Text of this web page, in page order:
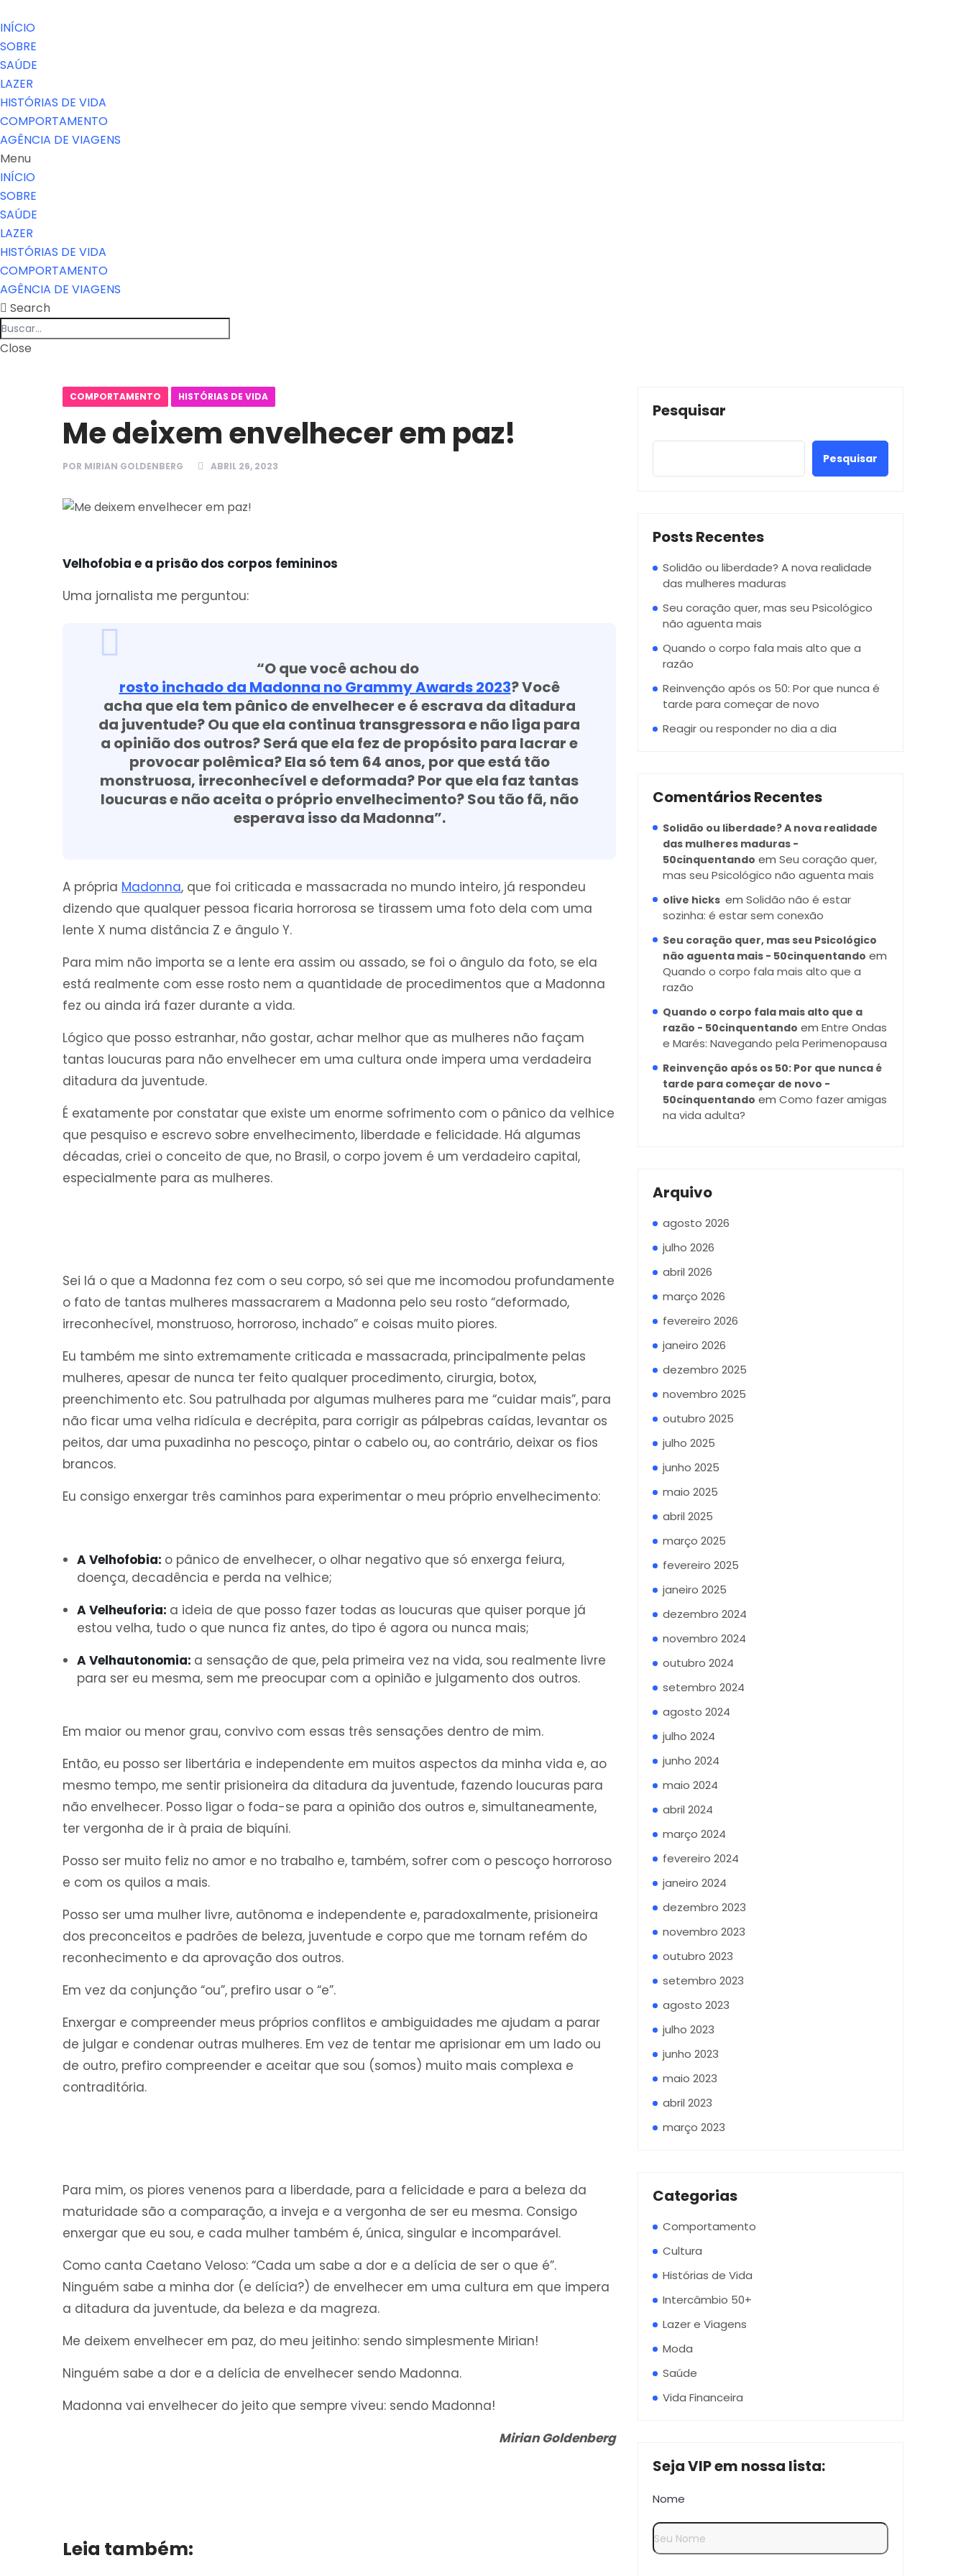
INÍCIO
SOBRE
SAÚDE
LAZER
HISTÓRIAS DE VIDA
COMPORTAMENTO
AGÊNCIA DE VIAGENS
Menu
INÍCIO
SOBRE
SAÚDE
LAZER
HISTÓRIAS DE VIDA
COMPORTAMENTO
AGÊNCIA DE VIAGENS
Search
Close
COMPORTAMENTO HISTÓRIAS DE VIDA
Me deixem envelhecer em paz!
POR MIRIAN GOLDENBERG ABRIL 26, 2023
Velhofobia e a prisão dos corpos femininos
Uma jornalista me perguntou:
“O que você achou do
rosto inchado da Madonna no Grammy Awards 2023? Você
acha que ela tem pânico de envelhecer e é escrava da ditadura
da juventude? Ou que ela continua transgressora e não liga para
a opinião dos outros? Será que ela fez de propósito para lacrar e
provocar polêmica? Ela só tem 64 anos, por que está tão
monstruosa, irreconhecível e deformada? Por que ela faz tantas
loucuras e não aceita o próprio envelhecimento? Sou tão fã, não
esperava isso da Madonna”.
A própria Madonna, que foi criticada e massacrada no mundo inteiro, já respondeu
dizendo que qualquer pessoa ficaria horrorosa se tirassem uma foto dela com uma
lente X numa distância Z e ângulo Y.
Para mim não importa se a lente era assim ou assado, se foi o ângulo da foto, se ela
está realmente com esse rosto nem a quantidade de procedimentos que a Madonna
fez ou ainda irá fazer durante a vida.
Lógico que posso estranhar, não gostar, achar melhor que as mulheres não façam
tantas loucuras para não envelhecer em uma cultura onde impera uma verdadeira
ditadura da juventude.
É exatamente por constatar que existe um enorme sofrimento com o pânico da velhice
que pesquiso e escrevo sobre envelhecimento, liberdade e felicidade. Há algumas
décadas, criei o conceito de que, no Brasil, o corpo jovem é um verdadeiro capital,
especialmente para as mulheres.
Sei lá o que a Madonna fez com o seu corpo, só sei que me incomodou profundamente
o fato de tantas mulheres massacrarem a Madonna pelo seu rosto “deformado,
irreconhecível, monstruoso, horroroso, inchado” e coisas muito piores.
Eu também me sinto extremamente criticada e massacrada, principalmente pelas
mulheres, apesar de nunca ter feito qualquer procedimento, cirurgia, botox,
preenchimento etc. Sou patrulhada por algumas mulheres para me “cuidar mais”, para
não ficar uma velha ridícula e decrépita, para corrigir as pálpebras caídas, levantar os
peitos, dar uma puxadinha no pescoço, pintar o cabelo ou, ao contrário, deixar os fios
brancos.
Eu consigo enxergar três caminhos para experimentar o meu próprio envelhecimento:
A Velhofobia: o pânico de envelhecer, o olhar negativo que só enxerga feiura,
doença, decadência e perda na velhice;
A Velheuforia: a ideia de que posso fazer todas as loucuras que quiser porque já
estou velha, tudo o que nunca fiz antes, do tipo é agora ou nunca mais;
A Velhautonomia: a sensação de que, pela primeira vez na vida, sou realmente livre
para ser eu mesma, sem me preocupar com a opinião e julgamento dos outros.
Em maior ou menor grau, convivo com essas três sensações dentro de mim.
Então, eu posso ser libertária e independente em muitos aspectos da minha vida e, ao
mesmo tempo, me sentir prisioneira da ditadura da juventude, fazendo loucuras para
não envelhecer. Posso ligar o foda-se para a opinião dos outros e, simultaneamente,
ter vergonha de ir à praia de biquíni.
Posso ser muito feliz no amor e no trabalho e, também, sofrer com o pescoço horroroso
e com os quilos a mais.
Posso ser uma mulher livre, autônoma e independente e, paradoxalmente, prisioneira
dos preconceitos e padrões de beleza, juventude e corpo que me tornam refém do
reconhecimento e da aprovação dos outros.
Em vez da conjunção “ou”, prefiro usar o “e”.
Enxergar e compreender meus próprios conflitos e ambiguidades me ajudam a parar
de julgar e condenar outras mulheres. Em vez de tentar me aprisionar em um lado ou
de outro, prefiro compreender e aceitar que sou (somos) muito mais complexa e
contraditória.
Para mim, os piores venenos para a liberdade, para a felicidade e para a beleza da
maturidade são a comparação, a inveja e a vergonha de ser eu mesma. Consigo
enxergar que eu sou, e cada mulher também é, única, singular e incomparável.
Como canta Caetano Veloso: “Cada um sabe a dor e a delícia de ser o que é”.
Ninguém sabe a minha dor (e delícia?) de envelhecer em uma cultura em que impera
a ditadura da juventude, da beleza e da magreza.
Me deixem envelhecer em paz, do meu jeitinho: sendo simplesmente Mirian!
Ninguém sabe a dor e a delícia de envelhecer sendo Madonna.
Madonna vai envelhecer do jeito que sempre viveu: sendo Madonna!
Mirian Goldenberg
Leia também:
Pesquisar
Pesquisar
Posts Recentes
Solidão ou liberdade? A nova realidade
das mulheres maduras
Seu coração quer, mas seu Psicológico
não aguenta mais
Quando o corpo fala mais alto que a
razão
Reinvenção após os 50: Por que nunca é
tarde para começar de novo
Reagir ou responder no dia a dia
Comentários Recentes
Solidão ou liberdade? A nova realidade
das mulheres maduras -
50cinquentando em Seu coração quer,
mas seu Psicológico não aguenta mais
olive hicks em Solidão não é estar
sozinha: é estar sem conexão
Seu coração quer, mas seu Psicológico
não aguenta mais - 50cinquentando em
Quando o corpo fala mais alto que a
razão
Quando o corpo fala mais alto que a
razão - 50cinquentando em Entre Ondas
e Marés: Navegando pela Perimenopausa
Reinvenção após os 50: Por que nunca é
tarde para começar de novo -
50cinquentando em Como fazer amigas
na vida adulta?
Arquivo
agosto 2026
julho 2026
abril 2026
março 2026
fevereiro 2026
janeiro 2026
dezembro 2025
novembro 2025
outubro 2025
julho 2025
junho 2025
maio 2025
abril 2025
março 2025
fevereiro 2025
janeiro 2025
dezembro 2024
novembro 2024
outubro 2024
setembro 2024
agosto 2024
julho 2024
junho 2024
maio 2024
abril 2024
março 2024
fevereiro 2024
janeiro 2024
dezembro 2023
novembro 2023
outubro 2023
setembro 2023
agosto 2023
julho 2023
junho 2023
maio 2023
abril 2023
março 2023
Categorias
Comportamento
Cultura
Histórias de Vida
Intercâmbio 50+
Lazer e Viagens
Moda
Saúde
Vida Financeira
Seja VIP em nossa lista:
Nome